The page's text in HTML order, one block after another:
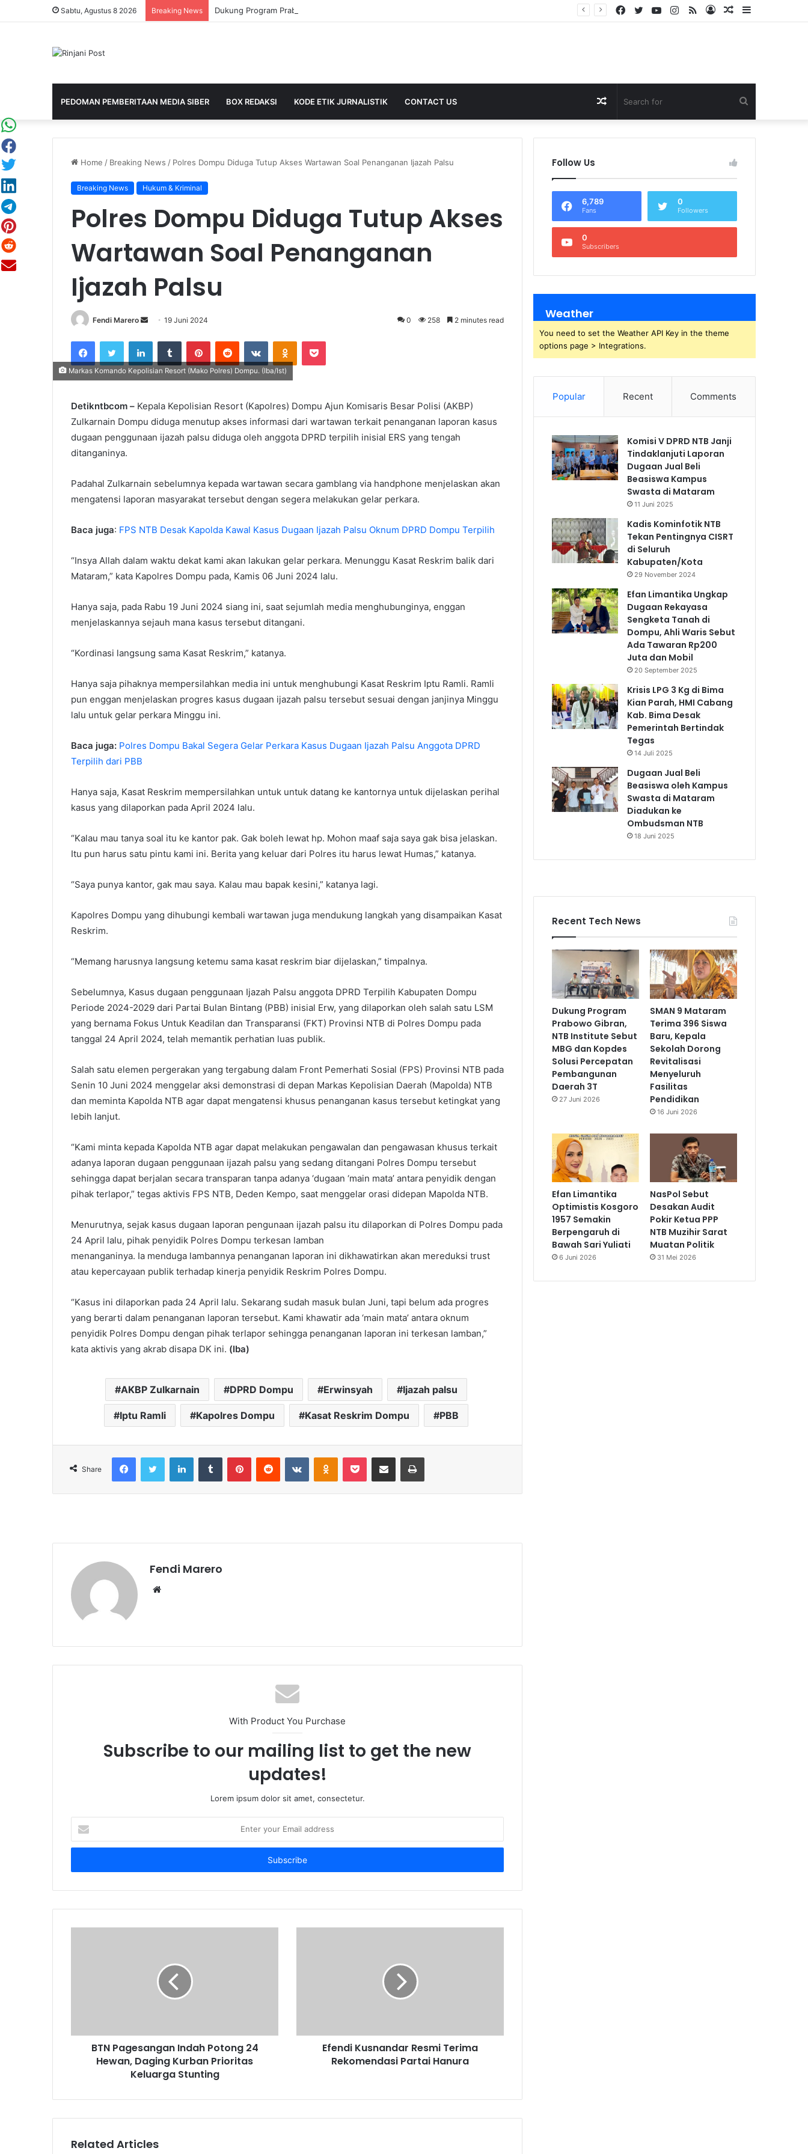
Sabtu, Agustus 8 2026 Breaking News
Random
Log
RSS
Instagram
YouTube
Twitter
Facebook
PEDOMAN PEMBERITAAN MEDIA SIBER BOX REDAKSI KODE ETIK JURNALISTIK CONTACT US
for
Random
Article
Home / Breaking News / Polres Dompu Diduga Tutup Akses Wartawan Soal Penanganan Ijazah Palsu
Breaking News Hukum & Kriminal
Polres Dompu Diduga Tutup Akses
Wartawan Soal Penanganan
Ijazah Palsu
Fendi Marero
Send19 Juni 2024 0 258 2 minutes read
FacebookTwitter LinkedIn Tumblr PinterestReddit VKontakteOdnoklassniki
Markas Komando Kepolisian Resort (Mako Polres) Dompu. (Iba/Ist)
Detikntbcom – Kepala Kepolisian Resort (Kapolres) Dompu Ajun Komisaris Besar Polisi (AKBP)
Zulkarnain Dompu diduga menutup akses informasi dari wartawan terkait penanganan laporan kasus
dugaan penggunaan ijazah palsu diduga oleh anggota DPRD terpilih inisial ERS yang tengah
ditanganinya.
Padahal Zulkarnain sebelumnya kepada wartawan secara gamblang via handphone menjelaskan akan
mengatensi laporan masyarakat tersebut dengan segera melakukan gelar perkara.
Baca juga: FPS NTB Desak Kapolda Kawal Kasus Dugaan Ijazah Palsu Oknum DPRD Dompu Terpilih
“Insya Allah dalam waktu dekat kami akan lakukan gelar perkara. Menunggu Kasat Reskrim balik dari
Mataram,” kata Kapolres Dompu pada, Kamis 06 Juni 2024 lalu.
Hanya saja, pada Rabu 19 Juni 2024 siang ini, saat sejumlah media menghubunginya, enggan
menjelaskannya sejauh mana kasus tersebut ditangani.
“Kordinasi langsung sama Kasat Reskrim,” katanya.
Hanya saja pihaknya mempersilahkan media ini untuk menghubungi Kasat Reskrim Iptu Ramli. Ramli
pun enggan menjelaskan progres kasus dugaan ijazah palsu tersebut sesuai dengan janjinya Minggu
lalu untuk gelar perkara Minggu ini.
Baca juga: Polres Dompu Bakal Segera Gelar Perkara Kasus Dugaan Ijazah Palsu Anggota DPRD
Terpilih dari PBB
Hanya saja, Kasat Reskrim mempersilahkan untuk untuk datang ke kantornya untuk dijelaskan perihal
kasus yang dilaporkan pada April 2024 lalu.
“Kalau mau tanya soal itu ke kantor pak. Gak boleh lewat hp. Mohon maaf saja saya gak bisa jelaskan.
Itu pun harus satu pintu kami ini. Berita yang keluar dari Polres itu harus lewat Humas,” katanya.
“Saya punya kantor, gak mau saya. Kalau mau bapak kesini,” katanya lagi.
Kapolres Dompu yang dihubungi kembali wartawan juga mendukung langkah yang disampaikan Kasat
Reskrim.
“Memang harusnya langsung ketemu sama kasat reskrim biar dijelaskan,” timpalnya.
Sebelumnya, Kasus dugaan penggunaan Ijazah Palsu anggota DPRD Terpilih Kabupaten Dompu
Periode 2024-2029 dari Partai Bulan Bintang (PBB) inisial Erw, yang dilaporkan oleh salah satu LSM
yang bernama Fokus Untuk Keadilan dan Transparansi (FKT) Provinsi NTB di Polres Dompu pada
tanggal 24 April 2024, telah memantik perhatian luas publik.
Salah satu elemen pergerakan yang tergabung dalam Front Pemerhati Sosial (FPS) Provinsi NTB pada
Senin 10 Juni 2024 menggelar aksi demonstrasi di depan Markas Kepolisian Daerah (Mapolda) NTB
dan meminta Kapolda NTB agar dapat mengatensi khusus penanganan kasus tersebut ketingkat yang
lebih lanjut.
“Kami minta kepada Kapolda NTB agar dapat melakukan pengawalan dan pengawasan khusus terkait
adanya laporan dugaan penggunaan ijazah palsu yang sedang ditangani Polres Dompu tersebut
sehingga dapat berjalan secara transparan tanpa adanya ‘dugaan ‘main mata’ antara penyidik dengan
pihak terlapor,” tegas aktivis FPS NTB, Deden Kempo, saat menggelar orasi didepan Mapolda NTB.
Menurutnya, sejak kasus dugaan laporan pengunaan ijazah palsu itu dilaporkan di Polres Dompu pada
24 April lalu, pihak penyidik Polres Dompu terkesan lamban
menanganinya. Ia menduga lambannya penanganan laporan ini dikhawatirkan akan mereduksi trust
atau kepercayaan publik terhadap kinerja penyidik Reskrim Polres Dompu.
“Kasus ini dilaporkan pada 24 April lalu. Sekarang sudah masuk bulan Juni, tapi belum ada progres
yang berarti dalam penanganan laporan tersebut. Kami khawatir ada ‘main mata’ antara oknum
penyidik Polres Dompu dengan pihak terlapor sehingga penanganan laporan ini terkesan lamban,”
kata aktivis yang akrab disapa DK ini. (Iba)
AKBP Zulkarnain DPRD Dompu Erwinsyah Ijazah palsu
Iptu Ramli Kapolres Dompu Kasat Reskrim Dompu PBB
Share
FacebookTwitter LinkedIn Tumblr PinterestReddit VKontakteOdnoklassniki
Pocket Share via Email
Fendi Marero
With Product You Purchase
Subscribe to our mailing list to get the new
updates!
Lorem ipsum dolor sit amet, consectetur.
your
Email
BTN Pagesangan Indah Potong 24
Hewan, Daging Kurban Prioritas
Keluarga Stunting
Efendi Kusnandar Resmi Terima
Rekomendasi Partai Hanura
Related Articles
Follow Us
6,789
Fans
0
Followers
0
Subscribers
Weather
You need to set the Weather API Key in the theme
options page > Integrations.
Popular Recent Comments
Komisi V DPRD NTB Janji
Tindaklanjuti Laporan
Dugaan Jual Beli
Beasiswa Kampus
Swasta di Mataram
11 Juni 2025
Kadis Kominfotik NTB
Tekan Pentingnya CISRT
di Seluruh
Kabupaten/Kota
29 November 2024
Efan Limantika Ungkap
Dugaan Rekayasa
Sengketa Tanah di
Dompu, Ahli Waris Sebut
Ada Tawaran Rp200
Juta dan Mobil
20 September 2025
Krisis LPG 3 Kg di Bima
Kian Parah, HMI Cabang
Kab. Bima Desak
Pemerintah Bertindak
Tegas
14 Juli 2025
Dugaan Jual Beli
Beasiswa oleh Kampus
Swasta di Mataram
Diadukan ke
Ombudsman NTB
18 Juni 2025
Recent Tech News
Dukung Program
Prabowo Gibran,
NTB Institute Sebut
MBG dan Kopdes
Solusi Percepatan
Pembangunan
Daerah 3T
27 Juni 2026
SMAN 9 Mataram
Terima 396 Siswa
Baru, Kepala
Sekolah Dorong
Revitalisasi
Menyeluruh
Fasilitas
Pendidikan
16 Juni 2026
Efan Limantika
Optimistis Kosgoro
1957 Semakin
Berpengaruh di
Bawah Sari Yuliati
6 Juni 2026
NasPol Sebut
Desakan Audit
Pokir Ketua PPP
NTB Muzihir Sarat
Muatan Politik
31 Mei 2026